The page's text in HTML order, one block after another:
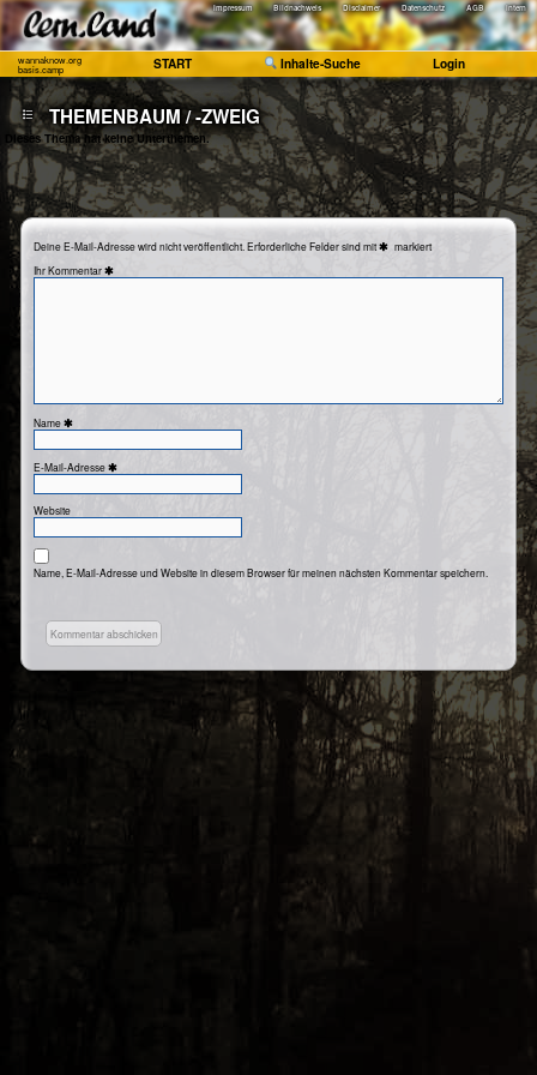
Impressum Bildnachweis Disclaimer Datenschutz AGB Intern
wannaknow.org
basis.camp START Inhalte-Suche Login
THEMENBAUM / -ZWEIG
Dieses Thema hat keine Unterthemen.
Deine E-Mail-Adresse wird nicht veröffentlicht. Erforderliche Felder sind mit
markiert
Kommentar
Name
E-Mail-Adresse
Website
Name, E-Mail-Adresse und Website in diesem Browser für meinen nächsten Kommentar speichern.